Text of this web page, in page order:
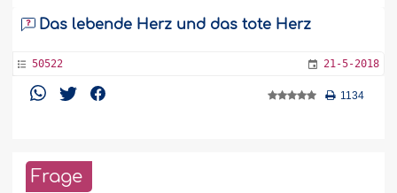
Das lebende Herz und das tote Herz
50522 21-5-2018
1134
Frage